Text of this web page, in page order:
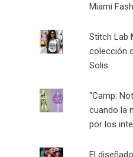
Miami
Stitch Lab
colección
Solis
"Camp:
cuando la
por los
El